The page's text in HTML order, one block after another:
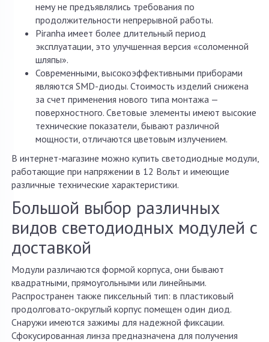
нему не предъявлялись требования по
продолжительности непрерывной работы.
Piranha имеет более длительный период
эксплуатации, это улучшенная версия «соломенной
шляпы».
Современными, высокоэффективными приборами
являются SMD-диоды. Стоимость изделий снижена
за счет применения нового типа монтажа —
поверхностного. Световые элементы имеют высокие
технические показатели, бывают различной
мощности, отличаются цветовым излучением.
В интернет-магазине можно купить светодиодные модули,
работающие при напряжении в 12 Вольт и имеющие
различные технические характеристики.
Большой выбор различных
видов светодиодных модулей с
доставкой
Модули различаются формой корпуса, они бывают
квадратными, прямоугольными или линейными.
Распространен также пиксельный тип: в пластиковый
продолговато-округлый корпус помещен один диод.
Снаружи имеются зажимы для надежной фиксации.
Сфокусированная линза предназначена для получения